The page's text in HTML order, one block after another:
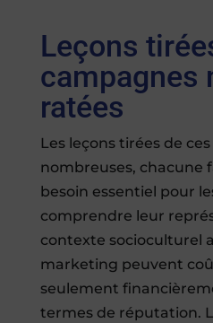
Leçons
campagnes
ratées
Les leçons tirées de
nombreuses, chacune
besoin essentiel pour
comprendre leur
contexte socioculturel
marketing peuvent
seulement
termes de réputation.